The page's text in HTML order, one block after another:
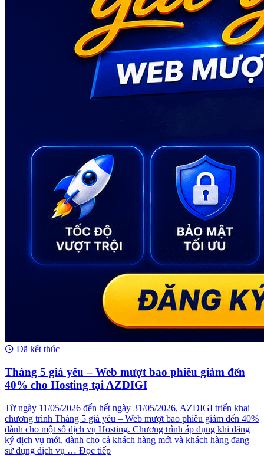
Đã kết thúc
Tháng 5 giá yêu – Web mượt bao phiêu giảm đến
40% cho Hosting tại AZDIGI
Từ ngày 11/05/2026 đến hết ngày 31/05/2026, AZDIGI triển khai
chương trình Tháng 5 giá yêu – Web mượt bao phiêu giảm đến 40%
dành cho một số dịch vụ Hosting. Chương trình áp dụng khi đăng
ký dịch vụ mới, dành cho cả khách hàng mới và khách hàng đang
sử dụng dịch vụ … Đọc tiếp